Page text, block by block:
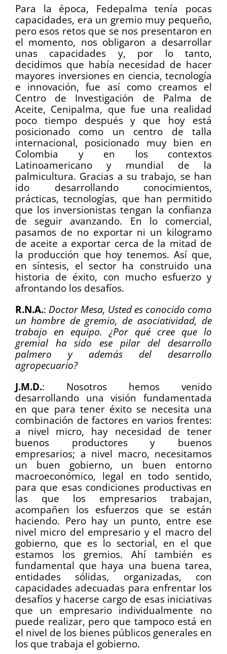
Para la época, Fedepalma tenía pocas
capacidades, era un gremio muy pequeño,
pero esos retos que se nos presentaron en
el momento, nos obligaron a desarrollar
unas capacidades y, por lo tanto,
decidimos que había necesidad de hacer
mayores inversiones en ciencia, tecnología
e innovación, fue así como creamos el
Centro de Investigación de Palma de
Aceite, Cenipalma, que fue una realidad
poco tiempo después y que hoy está
posicionado como un centro de talla
internacional, posicionado muy bien en
Colombia y en los contextos
Latinoamericano y mundial de la
palmicultura. Gracias a su trabajo, se han
ido desarrollando conocimientos,
prácticas, tecnologías, que han permitido
que los inversionistas tengan la confianza
de seguir avanzando. En lo comercial,
pasamos de no exportar ni un kilogramo
de aceite a exportar cerca de la mitad de
la producción que hoy tenemos. Así que,
en síntesis, el sector ha construido una
historia de éxito, con mucho esfuerzo y
afrontando los desafíos.
R.N.A.: Doctor Mesa, Usted es conocido como
un hombre de gremio, de asociatividad, de
trabajo en equipo. ¿Por qué cree que lo
gremial ha sido ese pilar del desarrollo
palmero y además del desarrollo
agropecuario?
J.M.D.: Nosotros hemos venido
desarrollando una visión fundamentada
en que para tener éxito se necesita una
combinación de factores en varios frentes:
a nivel micro, hay necesidad de tener
buenos productores y buenos
empresarios; a nivel macro, necesitamos
un buen gobierno, un buen entorno
macroeconómico, legal en todo sentido,
para que esas condiciones productivas en
las que los empresarios trabajan,
acompañen los esfuerzos que se están
haciendo. Pero hay un punto, entre ese
nivel micro del empresario y el macro del
gobierno, que es lo sectorial, en el que
estamos los gremios. Ahí también es
fundamental que haya una buena tarea,
entidades sólidas, organizadas, con
capacidades adecuadas para enfrentar los
desafíos y hacerse cargo de esas iniciativas
que un empresario individualmente no
puede realizar, pero que tampoco está en
el nivel de los bienes públicos generales en
los que trabaja el gobierno.